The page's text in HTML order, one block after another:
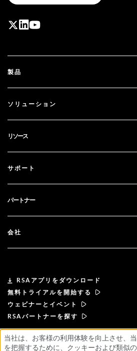
製品
SecurID
ソリューション
多要素認証
金融サービス
リソース
ブログ
ドキュメンテーション
サポート
カスタマー・サポート
パートナー
パートナーになる
会社
リーダーシップ
ニュース& プレス
リソース
RSAアプリをダウンロード
無料トライアルを開始する
ウェビナーとイベント
RSAパートナーを探す
利用規約プライバシーポリシー標準契約
当社は、お客様の利用体験を向上させ、
を把握するために、クッキーおよび類似